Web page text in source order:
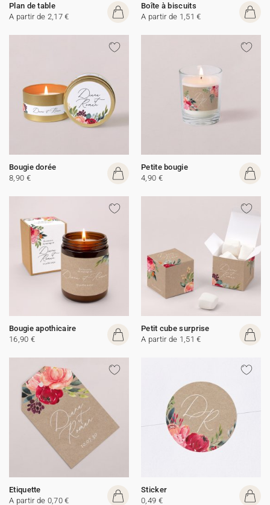
Plan de table
A partir de 2,17 €
Boîte à biscuits
A partir de 1,51 €
Bougie dorée
8,90 €
Petite bougie
4,90 €
Bougie apothicaire
16,90 €
Petit cube surprise
A partir de 1,51 €
Etiquette
A partir de 0,70 €
Sticker
0,49 €